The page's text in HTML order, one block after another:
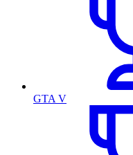
GTA V